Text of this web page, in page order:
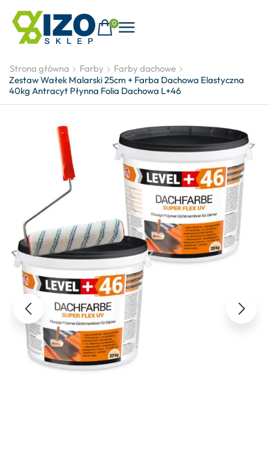
0
Strona główna Farby
Farby dachowe
Zestaw Wałek Malarski 25cm + Farba Dachowa Elastyczna
40kg Antracyt Płynna Folia Dachowa L+46